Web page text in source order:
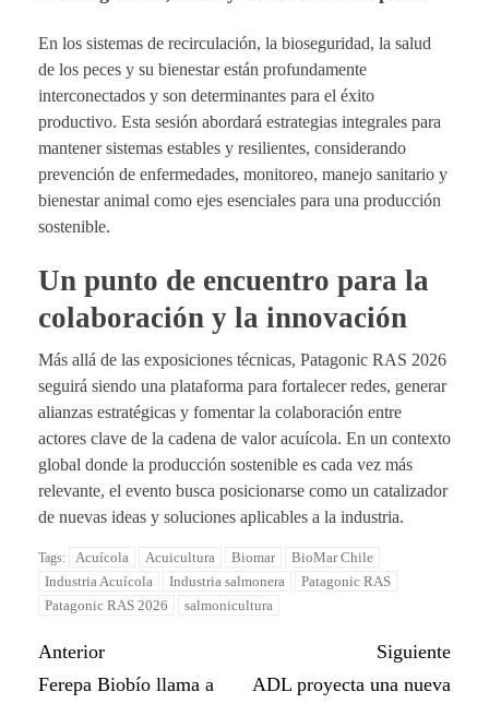
En los sistemas de recirculación, la bioseguridad, la salud
de los peces y su bienestar están profundamente
interconectados y son determinantes para el éxito
productivo. Esta sesión abordará estrategias integrales para
mantener sistemas estables y resilientes, considerando
prevención de enfermedades, monitoreo, manejo sanitario y
bienestar animal como ejes esenciales para una producción
sostenible.
Un punto de encuentro para la
colaboración y la innovación
Más allá de las exposiciones técnicas, Patagonic RAS 2026
seguirá siendo una plataforma para fortalecer redes, generar
alianzas estratégicas y fomentar la colaboración entre
actores clave de la cadena de valor acuícola. En un contexto
global donde la producción sostenible es cada vez más
relevante, el evento busca posicionarse como un catalizador
de nuevas ideas y soluciones aplicables a la industria.
Tags: Acuícola Acuicultura Biomar
BioMar Chile
Industria Acuícola
Industria salmonera
Patagonic RAS
Patagonic RAS 2026
salmonicultura
Anterior
Ferepa Biobío llama a
Siguiente
ADL proyecta una nueva